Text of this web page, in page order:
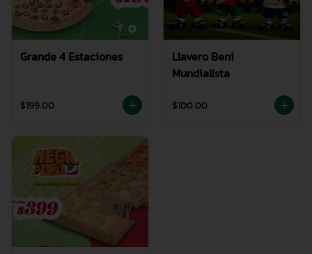
Grande 4 Estaciones
$199.00
Llavero Beni
Mundialista
$100.00